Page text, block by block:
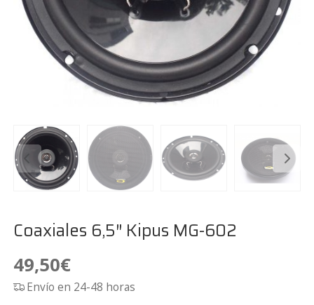
Coaxiales 6,5″ Kipus MG-602
49,50€
Envío en 24-48 horas